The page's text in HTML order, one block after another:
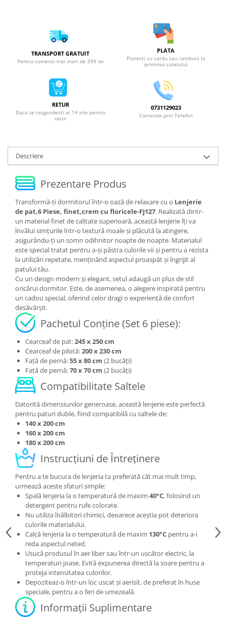
TRANSPORT GRATUIT
Pentru comenzi mai mari de 399 lei
PLATA
Platesti cu cardu sau ramburs la
primirea coletului
RETUR
Daca te razgandesti ai 14 zile pentru
retur
0731129023
Comanda prin Telefon
Descriere
Prezentare Produs
Transformă-ți dormitorul într-o oază de relaxare cu o Lenjerie
de pat,6 Piese, finet,crem cu floricele-FJ127. Realizată dintr-
un material finet de calitate superioară, această lenjerie îți va
învălui simțurile într-o textură moale și plăcută la atingere,
asigurându-ți un somn odihnitor noapte de noapte. Materialul
este special tratat pentru a-și păstra culorile vii și pentru a rezista
la utilizări repetate, menținând aspectul proaspăt și îngrijit al
patului tău.
Cu un design modern și elegant, setul adaugă un plus de stil
oricărui dormitor. Este, de asemenea, o alegere inspirată pentru
un cadou special, oferind celor dragi o experiență de confort
desăvârșit.
Pachetul Conține (Set 6 piese):
Cearceaf de pat:245 x 250 cm
Cearceaf de pilotă:200 x 230 cm
Față de pernă:55 x 80 cm (2 bucăți)
Față de pernă:70 x 70 cm (2 bucăți)
Compatibilitate Saltele
Datorită dimensiunilor generoase, această lenjerie este perfectă
pentru paturi duble, fiind compatibilă cu saltele de:
140 x 200 cm
160 x 200 cm
180 x 200 cm
Instrucțiuni de Întreținere
Pentru a te bucura de lenjeria ta preferată cât mai mult timp,
urmează aceste sfaturi simple:
Spală lenjeria la o temperatură de maxim 40°C, folosind un
detergent pentru rufe colorate.
Nu utiliza înălbitori chimici, deoarece aceștia pot deteriora
culorile materialului.
Calcă lenjeria la o temperatură de maxim 130°C pentru a-i
reda aspectul neted.
Usucă produsul în aer liber sau într-un uscător electric, la
temperaturi joase. Evită expunerea directă la soare pentru a
proteja intensitatea culorilor.
Depoziteaz-o într-un loc uscat și aerisit, de preferat în huse
speciale, pentru a o feri de umezeală.
Informații Suplimentare